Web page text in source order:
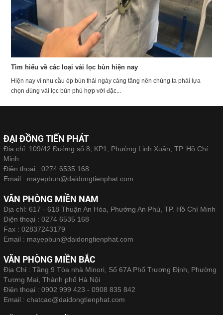
Tìm hiểu về các loại vải lọc bùn hiện nay
Hiện nay vì nhu cầu ép bùn thải ngày càng tăng nên chúng ta phải lựa
chọn đúng vải lọc bùn phù hợp với đặc...
ĐẠI ĐỒNG TIẾN PHÁT
Địa chỉ: 109/42 Đường số 8, KP1, Phường Linh Xuân, TP. Hồ Chí
Minh
Điện thoại : 0274 6535 168
Email : mayepbun@daidongtienphat.com
VĂN PHÒNG MIỀN NAM
Địa chỉ: 617 - 618 Thuận An Hòa, Phường An Phú, TP. Hồ Chí Minh
Điện thoại : 0274 6535 168
Fax : 02837243179
Email : mayepbun@daidongtienphat.com
VĂN PHÒNG MIỀN BẮC
Địa Chỉ : Tầng 9 Tòa nhà Minori, Số 67A Phố Trương Định, Phường
Tương Mai, Thành phố Hà Nội
Điện thoại : 0902 999 423 - 0908 835 842
Email : chatcao@daidongtienphat.com